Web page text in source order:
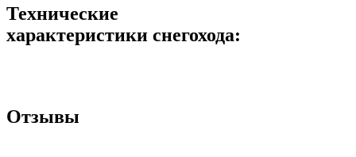
Технические
характеристики снегохода:
Отзывы